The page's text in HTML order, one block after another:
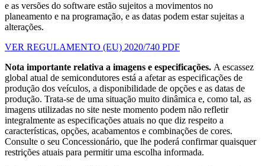
e as versões do software estão sujeitos a movimentos no
planeamento e na programação, e as datas podem estar sujeitas a
alterações.
VER REGULAMENTO (EU) 2020/740 PDF
Nota importante relativa a imagens e especificações. A escassez
global atual de semicondutores está a afetar as especificações de
produção dos veículos, a disponibilidade de opções e as datas de
produção. Trata-se de uma situação muito dinâmica e, como tal, as
imagens utilizadas no site neste momento podem não refletir
integralmente as especificações atuais no que diz respeito a
características, opções, acabamentos e combinações de cores.
Consulte o seu Concessionário, que lhe poderá confirmar quaisquer
restrições atuais para permitir uma escolha informada.